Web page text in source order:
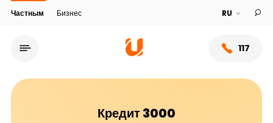
Частным Бизнес
117
Кредит 3000